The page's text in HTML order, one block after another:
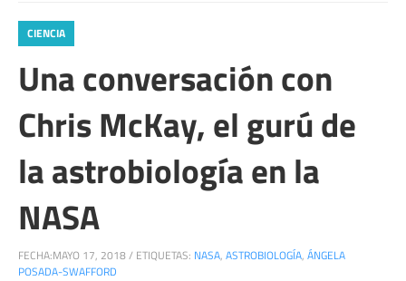
CIENCIA
Una conversación con
Chris McKay, el gurú de
la astrobiología en la
NASA
FECHA:MAYO 17, 2018/ ETIQUETAS: NASA, ASTROBIOLOGÍA, ÁNGELA
POSADA-SWAFFORD